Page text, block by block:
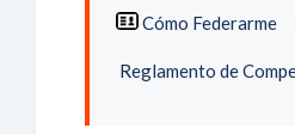
Cómo Federarme
Reglamento de